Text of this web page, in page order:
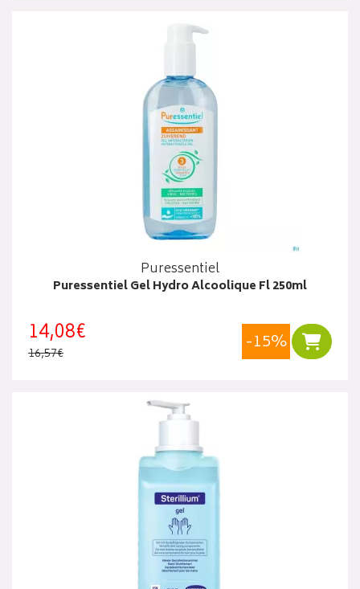
Puressentiel
Puressentiel Gel Hydro Alcoolique Fl 250ml
14,08€
16,57€ -15%